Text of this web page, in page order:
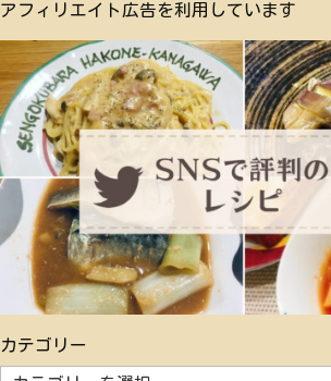
アフィリエイト広告を利用しています
カテゴリー